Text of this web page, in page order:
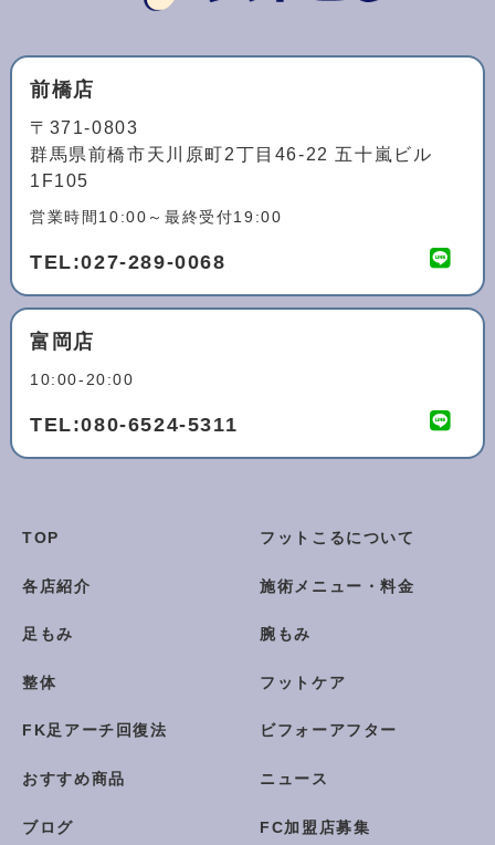
前橋店
〒371-0803
群馬県前橋市天川原町2丁目46-22 五十嵐ビル
1F105
営業時間10:00～最終受付19:00
TEL:027-289-0068
富岡店
10:00-20:00
TEL:080-6524-5311
TOP フットこるについて
各店紹介 施術メニュー・料金
足もみ 腕もみ
整体 フットケア
FK足アーチ回復法 ビフォーアフター
おすすめ商品 ニュース
ブログ FC加盟店募集